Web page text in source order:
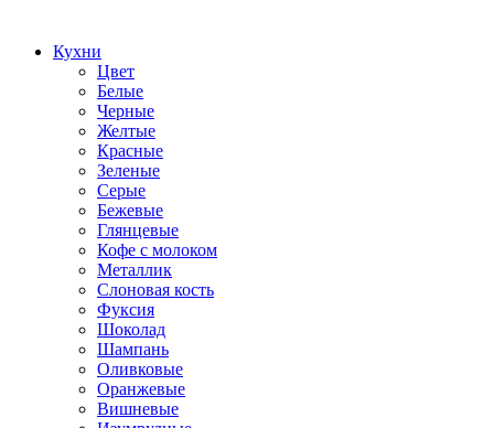
Кухни
Цвет
Белые
Черные
Желтые
Красные
Зеленые
Серые
Бежевые
Глянцевые
Кофе с молоком
Металлик
Слоновая кость
Фуксия
Шоколад
Шампань
Оливковые
Оранжевые
Вишневые